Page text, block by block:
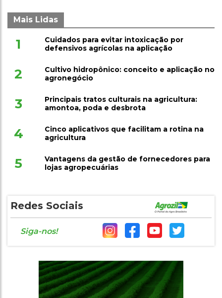
Mais Lidas
1
Cuidados para evitar intoxicação por
defensivos agrícolas na aplicação
2
Cultivo hidropônico: conceito e aplicação no
agronegócio
3
Principais tratos culturais na agricultura:
amontoa, poda e desbrota
4
Cinco aplicativos que facilitam a rotina na
agricultura
5
Vantagens da gestão de fornecedores para
lojas agropecuárias
Redes Sociais
Siga-nos!